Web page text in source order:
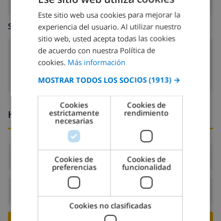
SALA DE ESTAR
chimenea
Horario de llegada y salida
Llegada:Desde 16:00 antes de 19:00
Salida: Antes de: 10:00
SPANISH
DUTCH
FRENCH
GERMAN
CATALAN
ITALIAN
DANISH
Este sitio web usa cookies para mejorar la
experiencia del usuario. Al utilizar nuestro
sitio web, usted acepta todas las cookies
de acuerdo con nuestra Política de
cookies. Más información
MOSTRAR TODOS LOS SOCIOS (1913) →
Cookies
estrictamente
necesarias
Cookies de
rendimiento
Cookies de
preferencias
Cookies de
funcionalidad
Cookies no clasificadas